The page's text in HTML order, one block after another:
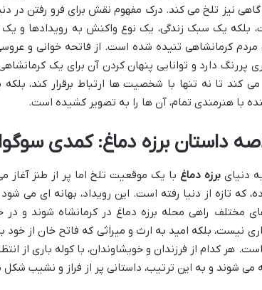
گاهی نیز تلخ می کند. درک مفهوم نقش برای فرو رفتن در
بلکه یک سبک زندگی، یک نوع واکنش به رویدادها و
مردم کرمانشاهی تنیده شده است. از فاتحه خوانی و
پررنگ دارد و توانایی پنهان کردن آن برای یک
کند تا نه تنها با شخصیت ها ارتباط برقرار کند،
با هنرمندی تمام، آن ها را به تصویر کشیده است.
داستان برزه دماغ: کمدی
دنیایبرزه دماغ با یک موقعیت تلخ اما پر از طنز آغاز
که تازه از دنیا رفته است. این رویداد، بهانه ای می
مختلف راهی محله برزه دماغ در کرمانشاه شوند و در
نیست، بلکه امید به ارث و میراثی که فاتح خان از خود
هر کدام از فرزندان و خویشاوندان، با کوله باری از
شوند و به این ترتیب، داستانی پر از فراز و نشیب شکل